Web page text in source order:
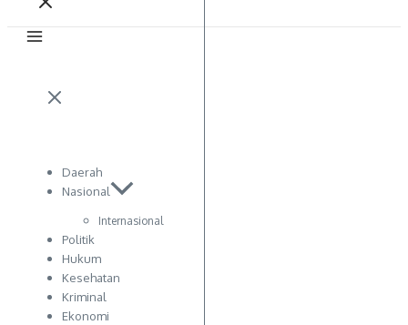
Daerah
Nasional
Internasional
Politik
Hukum
Kesehatan
Kriminal
Ekonomi